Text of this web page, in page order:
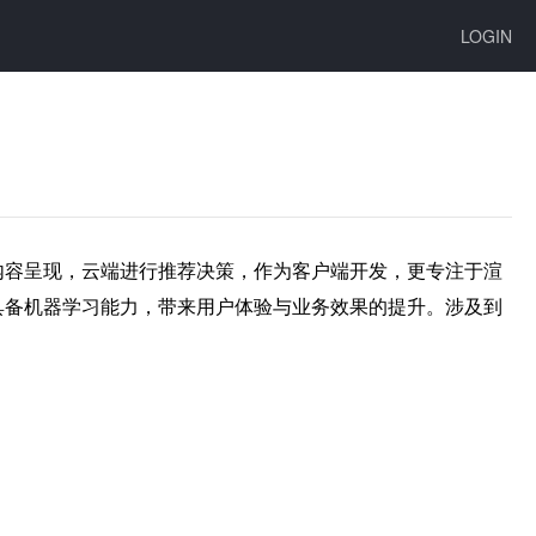
LOGIN
呈现，云端进行推荐决策，作为客户端开发，更专注于渲
机器学习能力，带来用户体验与业务效果的提升。涉及到